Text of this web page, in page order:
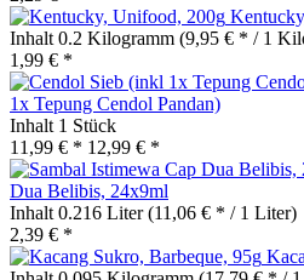
Inhalt 0.2 Kilogramm (9,95 € * / 1
1,99 € *
1x Tepung Cendol Pandan)
Inhalt 1 Stück
11,99 € * 12,99 € *
Dua Belibis, 24x9ml
Inhalt 0.216 Liter(11,06 € * / 1 Liter)
2,39 € *